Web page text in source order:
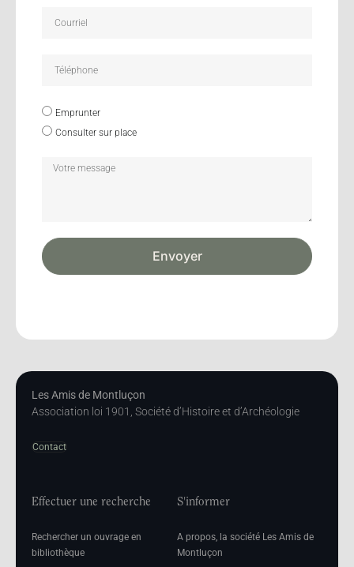
Emprunter
Consulter sur place
Envoyer
Les Amis de Montluçon
Association loi 1901, Société d’Histoire et d’Archéologie
Contact
Effectuer une recherche
Rechercher un ouvrage en
bibliothèque
S'informer
A propos, la société Les Amis de
Montluçon